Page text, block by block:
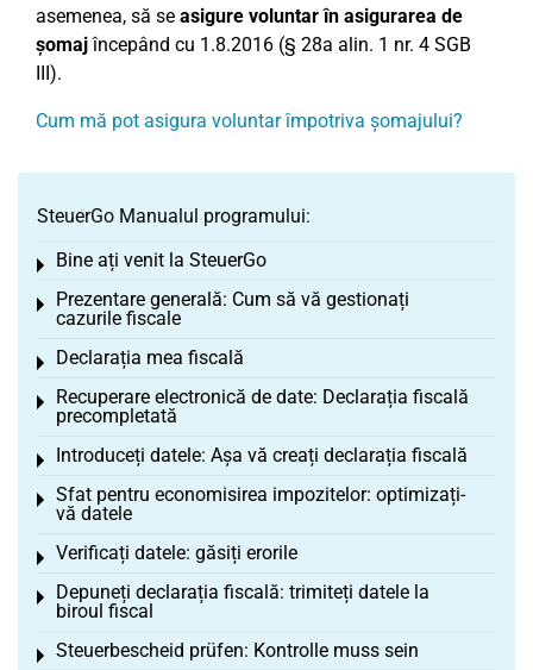
asemenea, să se asigure voluntar în asigurarea de
șomajîncepând cu 1.8.2016 (§ 28a alin. 1 nr. 4 SGB
III).
Cum mă pot asigura voluntar împotriva șomajului?
SteuerGo Manualul programului:
Bine ați venit la SteuerGo
Toggle menu
Prezentare generală: Cum să vă gestionați
cazurile fiscale
Toggle menu
Declarația mea fiscală
Toggle menu
Recuperare electronică de date: Declarația fiscală
precompletată
Toggle menu
Introduceți datele: Așa vă creați declarația fiscală
Toggle menu
Sfat pentru economisirea impozitelor: optimizați-
vă datele
Toggle menu
Verificați datele: găsiți erorile
Toggle menu
Depuneți declarația fiscală: trimiteți datele la
biroul fiscal
Toggle menu
Steuerbescheid prüfen: Kontrolle muss sein
Toggle menu